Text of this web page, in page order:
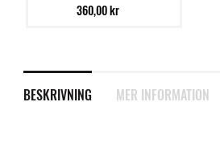
360,00 kr
BESKRIVNING MER INFORMATION